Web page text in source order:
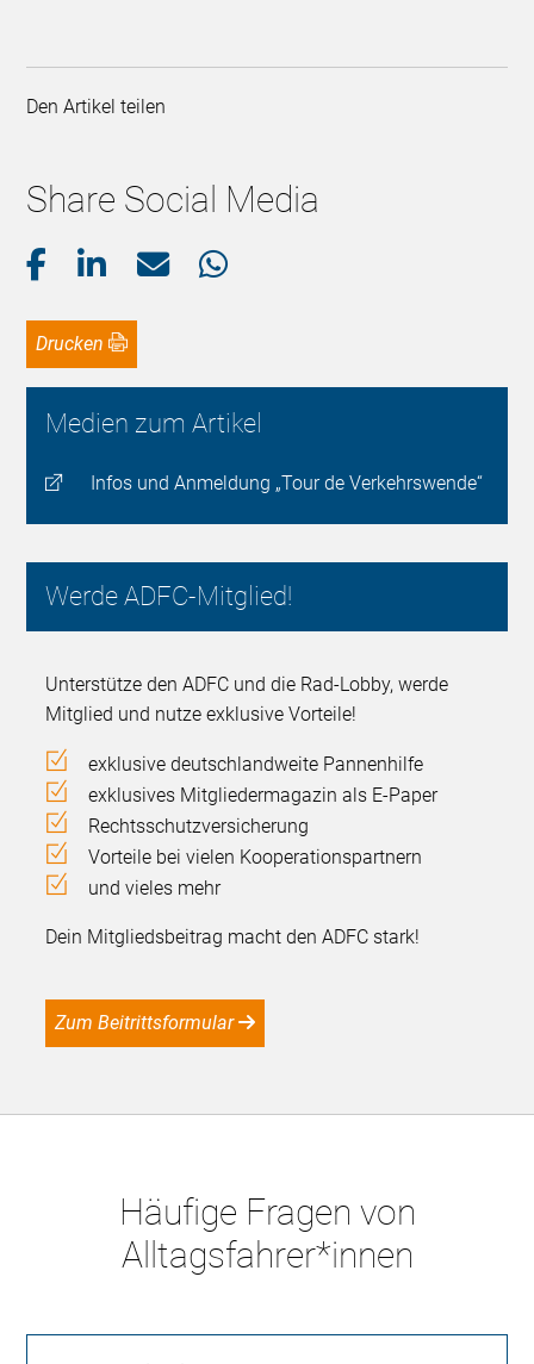
Den Artikel teilen
Share Social Media
Drucken
Medien zum Artikel
Infos und Anmeldung „Tour de Verkehrswende“
Werde ADFC-Mitglied!
Unterstütze den ADFC und die Rad-Lobby, werde
Mitglied und nutze exklusive Vorteile!
exklusive deutschlandweite Pannenhilfe
exklusives Mitgliedermagazin als E-Paper
Rechtsschutzversicherung
Vorteile bei vielen Kooperationspartnern
und vieles mehr
Dein Mitgliedsbeitrag macht den ADFC stark!
Zum Beitrittsformular
Häufige Fragen von
Alltagsfahrer*innen